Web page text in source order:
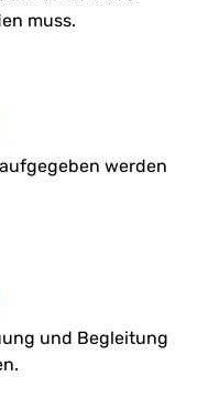
muss.
werden
und Begleitung